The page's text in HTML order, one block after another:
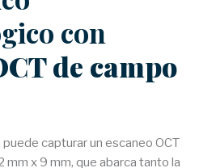
con
de campo
capturar un escaneo OCT
mm x 9 mm, que abarca tanto la